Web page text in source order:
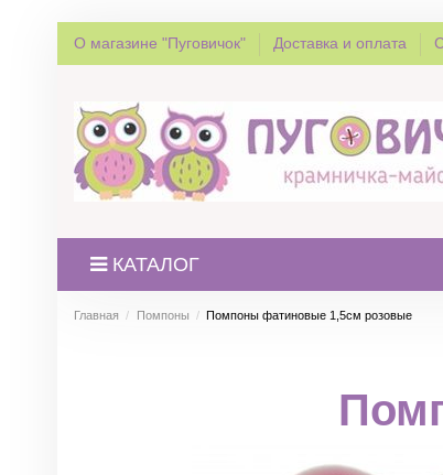
О магазине "Пуговичок" Доставка и оплата
КАТАЛОГ
Главная Помпоны Помпоны фатиновые 1,5см розовые